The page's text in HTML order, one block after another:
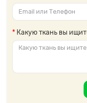
Какую ткань вы